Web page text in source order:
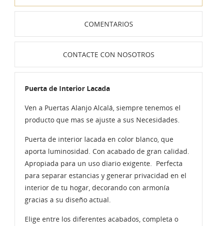
COMENTARIOS
CONTACTE CON NOSOTROS
Puerta de Interior Lacada
Ven a Puertas Alanjo Alcalá, siempre tenemos el
producto que mas se ajuste a sus Necesidades.
Puerta de interior lacada en color blanco, que
aporta luminosidad. Con acabado de gran calidad.
Apropiada para un uso diario exigente. Perfecta
para separar estancias y generar privacidad en el
interior de tu hogar, decorando con armonía
gracias a su diseño actual.
Elige entre los diferentes acabados, completa o